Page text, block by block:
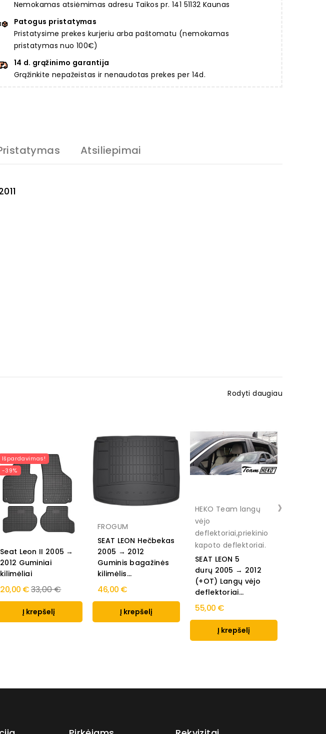
Nemokamas atsiėmimas adresu Taikos pr. 141 51132 Kaunas
Patogus pristatymas
Pristatysime prekes kurjeriu arba paštomatu (nemokamas
pristatymas nuo 100€)
14 d. grąžinimo garantija
Grąžinkite nepažeistas ir nenaudotas prekes per 14d.
Atsiliepimai
Rodyti daugiau
Išpardavimas!
-39%
Seat Leon II 2005 →
2012 Guminiai
kilimėliai
20,00 €Regular
price
33,00 €
Į krepšelį
FROGUM
SEAT LEON Hečbekas
2005 → 2012
Guminis bagažinės
kilimėlis...
46,00 €
Į krepšelį
HEKO Team langų
vėjo
deflektoriai,priekinio
kapoto deflektoriai.
SEAT LEON 5
durų 2005 → 2012
(+OT) Langų vėjo
deflektoriai...
55,00 €
Į krepšelį
›